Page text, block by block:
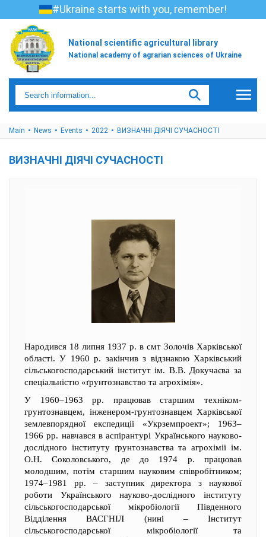
#Ukraine starts with you, remember!
National scientific agricultural library
National academy of agrarian sciences of Ukraine
Main News Events 2022 ВИЗНАЧНІ ДІЯЧІ СУЧАСНОСТІ
ВИЗНАЧНІ ДІЯЧІ СУЧАСНОСТІ
Народився 18 липня 1937 р. в смт Золочів Харківської
області. У 1960 р. закінчив з відзнакою Харківський
сільськогосподарський інститут ім. В.В. Докучаєва за
спеціальністю «ґрунтознавство та агрохімія».
У 1960–1963 рр. працював старшим техніком-
грунтознавцем, інженером-грунтознавцем Харківської
землевпорядної експедиції «Укрземпроект»; 1963–
1966 рр. навчався в аспірантурі Українського науково-
дослідного інституту ґрунтознавства та агрохімії ім.
О.Н. Соколовського, де до 1974 р. працював
молодшим, потім старшим науковим співробітником;
1974–1981 рр. – заступник директора з наукової
роботи Українського науково-дослідного інституту
сільськогосподарської мікробіології Південного
Відділення ВАСГНІЛ (нині – Інститут
сільськогосподарської мікробіології та